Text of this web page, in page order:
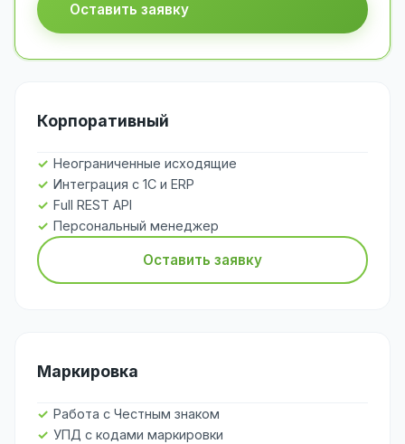
Оставить заявку
Корпоративный
Неограниченные исходящие
Интеграция с 1С и ERP
Full REST API
Персональный менеджер
Оставить заявку
Маркировка
Работа с Честным знаком
УПД с кодами маркировки